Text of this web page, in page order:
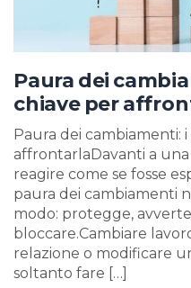
Paura dei
chiave per
Paura dei cambiamenti: i
affrontarlaDavanti a
reagire come se fosse
paura dei cambiamenti
modo: protegge,
bloccare.Cambiare
relazione o modificare
soltanto fare […]